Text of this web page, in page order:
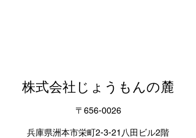
株式会社じょうもんの麓
〒​656-0026
兵庫県洲本市栄町2-3-21八田ビル2階